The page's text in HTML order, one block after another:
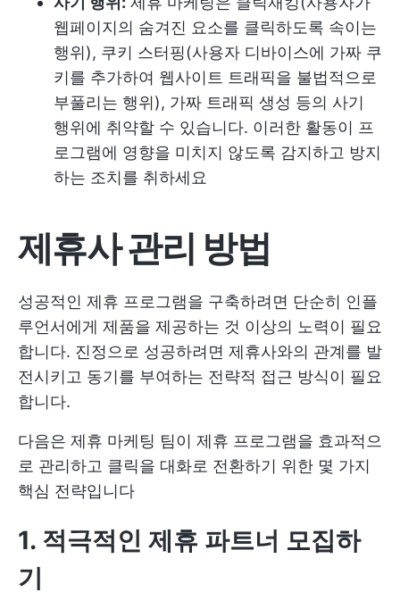
웹페이지의 숨겨진 요소를 클릭하도록 속이는
행위), 쿠키 스터핑(사용자 디바이스에 가짜 쿠
키를 추가하여 웹사이트 트래픽을 불법적으로
부풀리는 행위), 가짜 트래픽 생성 등의 사기
행위에 취약할 수 있습니다. 이러한 활동이 프
로그램에 영향을 미치지 않도록 감지하고 방지
하는 조치를 취하세요
제휴사 관리 방법
성공적인 제휴 프로그램을 구축하려면 단순히 인플
루언서에게 제품을 제공하는 것 이상의 노력이 필요
합니다. 진정으로 성공하려면 제휴사와의 관계를 발
전시키고 동기를 부여하는 전략적 접근 방식이 필요
합니다.
다음은 제휴 마케팅 팀이 제휴 프로그램을 효과적으
로 관리하고 클릭을 대화로 전환하기 위한 몇 가지
핵심 전략입니다
1. 적극적인 제휴 파트너 모집하
기